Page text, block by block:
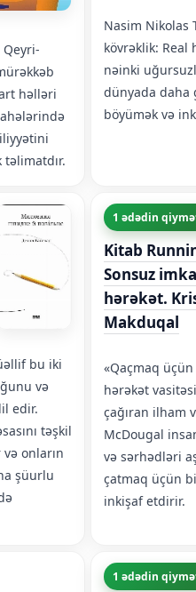
Qeyri-
həlləri
Nasim Nikolas
kövrəklik: Real
nəinki
dünyada daha
böyümək və
bu iki
və
edir.
təşkil
onların
şüurlu
1 ədədin
Kitab
Sonsuz
hərəkət.
Makduqal
«Qaçmaq
hərəkət
çağıran ilham
McDougal
və sərhədləri
çatmaq üçün
inkişaf etdirir.
1 ədədin